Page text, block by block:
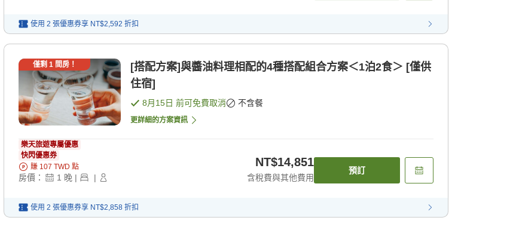
使用 2 張優惠券享 NT$2,592 折扣
僅剩 1間房！
[搭配方案]與醬油料理相配的4種搭配組合方案＜1泊2食＞ [僅供
住宿]
8月15日 前可免費取消 不含餐
更詳細的方案資訊
樂天旅遊專屬優惠
快閃優惠券
賺 107 TWD 點
房價： 1 晚 | |
NT$14,851
含稅費與其他費用
預訂
使用 2 張優惠券享 NT$2,858 折扣